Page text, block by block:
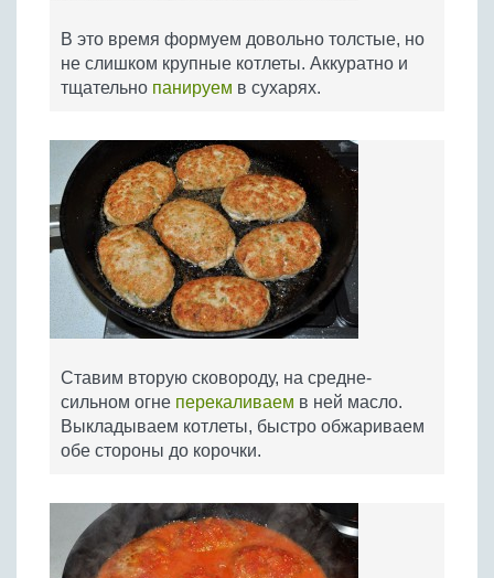
В это время формуем довольно толстые, но
не слишком крупные котлеты. Аккуратно и
тщательно панируем в сухарях.
Ставим вторую сковороду, на средне-
сильном огне перекаливаем в ней масло.
Выкладываем котлеты, быстро обжариваем
обе стороны до корочки.